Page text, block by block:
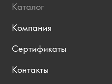
Каталог
Компания
Сертификаты
Контакты